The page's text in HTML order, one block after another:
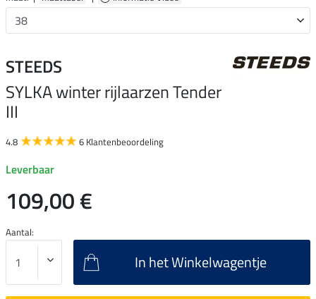
STEEDS
SYLKA winter rijlaarzen Tender
III
4.8 6 Klantenbeoordeling
Leverbaar
109,00 €
Aantal:
In het Winkelwagentje